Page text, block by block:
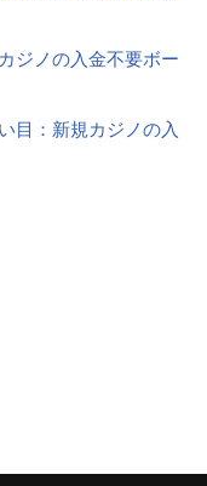
ジノの入金不要ボー
目：新規カジノの入